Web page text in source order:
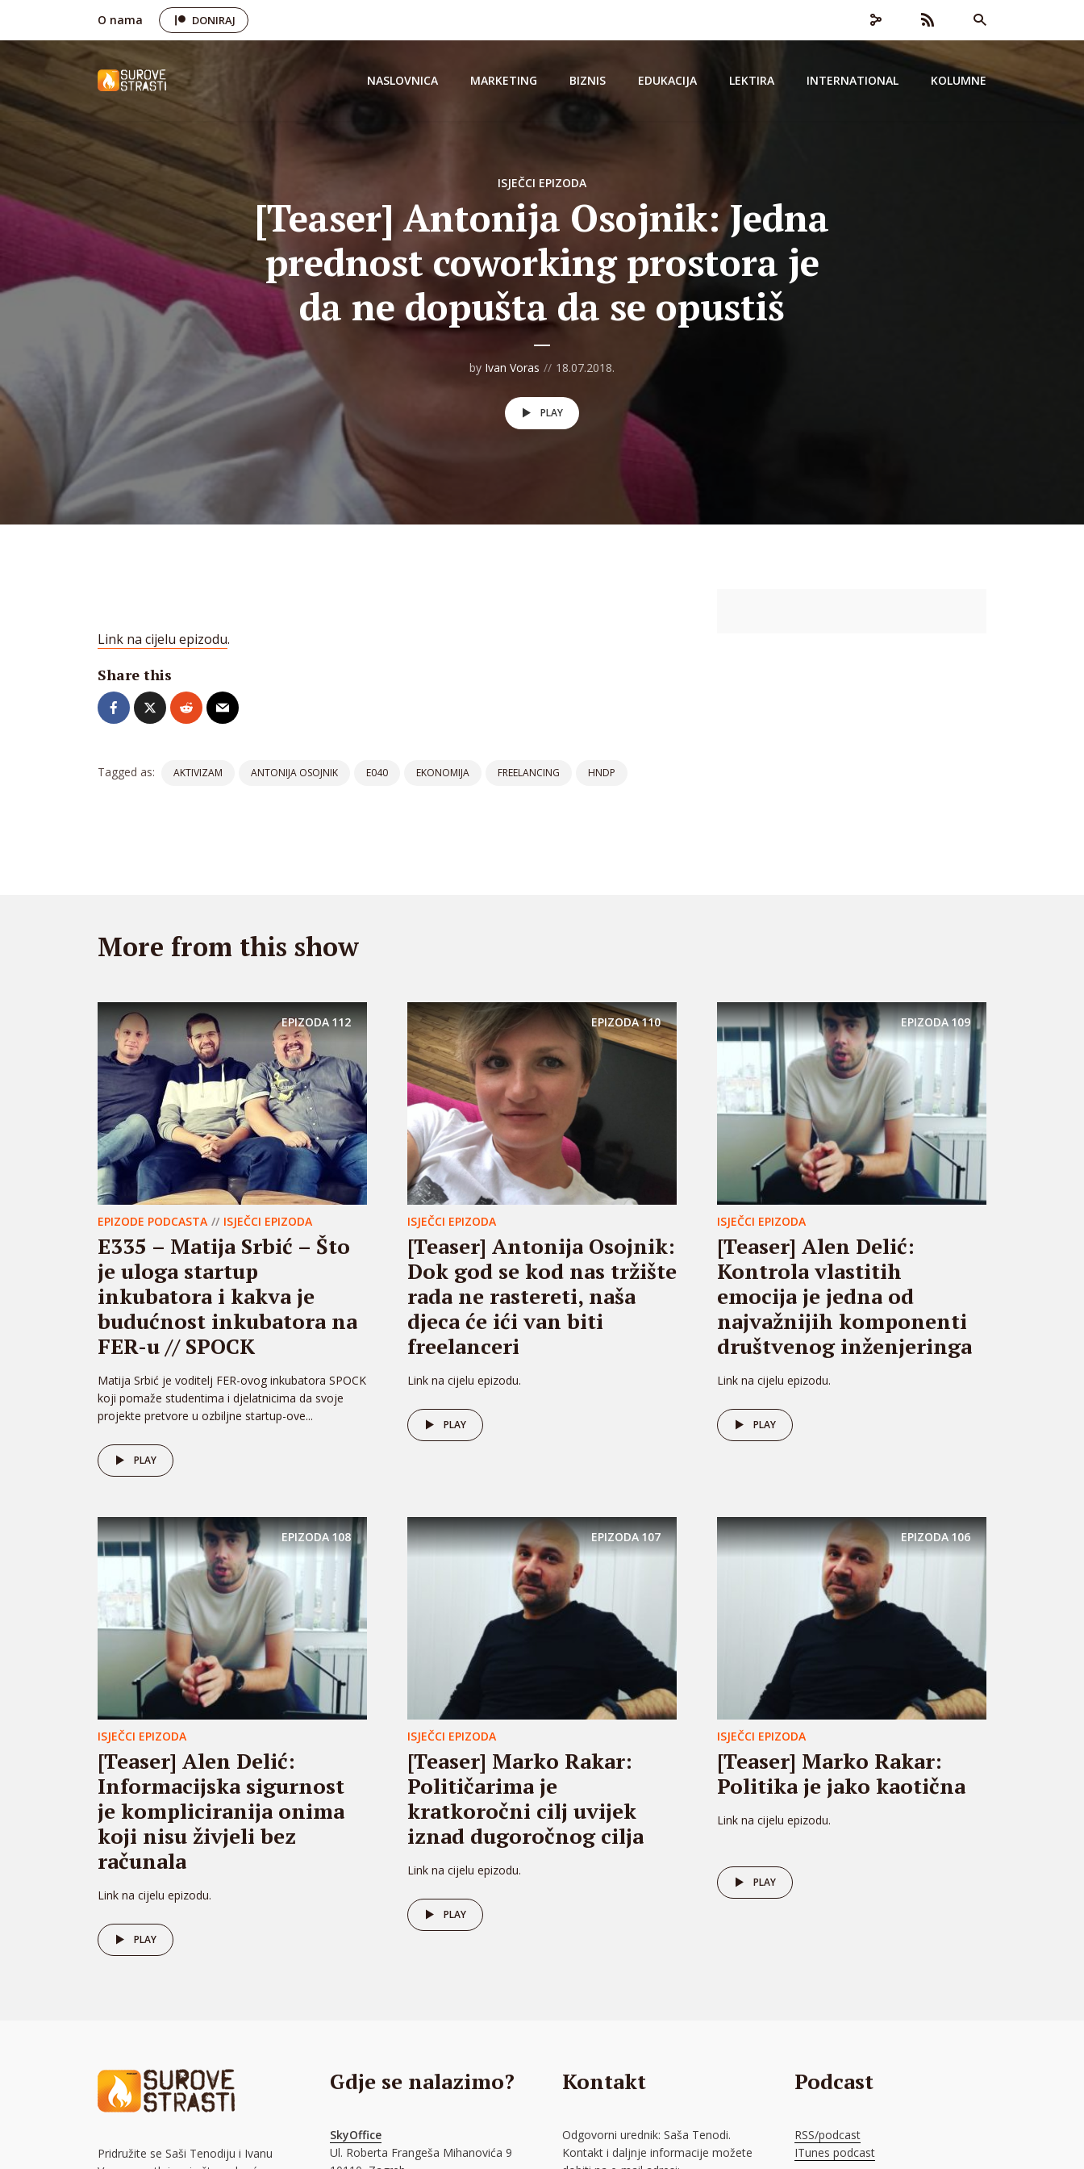
O nama DONIRAJ
NASLOVNICA MARKETING BIZNIS EDUKACIJA LEKTIRA INTERNATIONAL KOLUMNE
ISJEČCI EPIZODA
[Teaser] Antonija Osojnik: Jedna
prednost coworking prostora je
da ne dopušta da se opustiš
by Ivan Voras 18.07.2018.
PLAY
Link na cijelu epizodu.
Share this
Tagged as: AKTIVIZAM ANTONIJA OSOJNIK E040 EKONOMIJA FREELANCING HNDP
More from this show
EPIZODA112
EPIZODE PODCASTA ISJEČCI EPIZODA
E335 – Matija Srbić – Što
je uloga startup
inkubatora i kakva je
budućnost inkubatora na
FER-u // SPOCK
Matija Srbić je voditelj FER-ovog inkubatora SPOCK
koji pomaže studentima i djelatnicima da svoje
projekte pretvore u ozbiljne startup-ove...
PLAY
EPIZODA110
ISJEČCI EPIZODA
[Teaser] Antonija Osojnik:
Dok god se kod nas tržište
rada ne rastereti, naša
djeca će ići van biti
freelanceri
Link na cijelu epizodu.
PLAY
EPIZODA109
ISJEČCI EPIZODA
[Teaser] Alen Delić:
Kontrola vlastitih
emocija je jedna od
najvažnijih komponenti
društvenog inženjeringa
Link na cijelu epizodu.
PLAY
EPIZODA108
ISJEČCI EPIZODA
[Teaser] Alen Delić:
Informacijska sigurnost
je kompliciranija onima
koji nisu živjeli bez
računala
Link na cijelu epizodu.
PLAY
EPIZODA107
ISJEČCI EPIZODA
[Teaser] Marko Rakar:
Političarima je
kratkoročni cilj uvijek
iznad dugoročnog cilja
Link na cijelu epizodu.
PLAY
EPIZODA106
ISJEČCI EPIZODA
[Teaser] Marko Rakar:
Politika je jako kaotična
Link na cijelu epizodu.
PLAY
Pridružite se Saši Tenodiju i Ivanu
Gdje se nalazimo?
SkyOffice
Ul. Roberta Frangeša Mihanovića 9
Kontakt
Odgovorni urednik: Saša Tenodi.
Kontakt i daljnje informacije možete
Podcast
RSS/podcast
ITunes podcast